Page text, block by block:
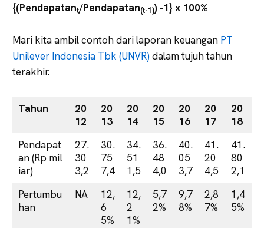
{(Pendapatant/Pendapatan(t-1)) -1} x 100%
Mari kita ambil contoh dari laporan keuangan PT
Unilever Indonesia Tbk (UNVR)dalam tujuh tahun
terakhir.
Tahun
20
12
20
13
20
14
20
15
20
16
20
17
20
18
Pendapat
an (Rp mil
iar)
27.
30
3,2
30.
75
7,4
34.
51
1,5
36.
48
4,0
40.
05
3,7
41.
20
4,5
41.
80
2,1
Pertumbu
han
NA
12,
6
5%
12,
2
1%
5,7
2%
9,7
8%
2,8
7%
1,4
5%